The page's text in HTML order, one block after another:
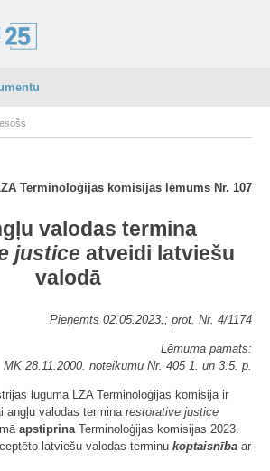
Terminoloģijas komisijas lēmums Nr. 107
valodas termina
justiceatveidi latviešu
valodā
Pieņemts 02.05.2023.; prot. Nr. 4/1174
Lēmuma pamats:
MK 28.11.2000. noteikumu Nr. 405 1. un 3.5. p.
lūguma LZA Terminoloģijas komisija ir
angļu valodas termina restorative justice
apstiprinaTerminoloģijas komisijas 2023.
latviešu valodas terminu koptaisnība ar